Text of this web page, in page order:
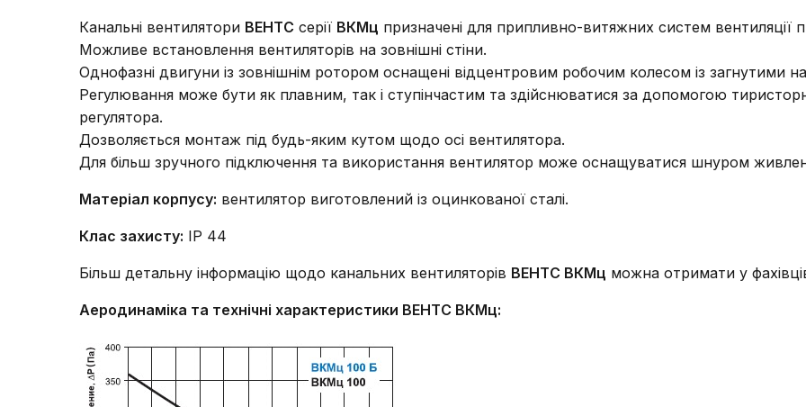
Канальні вентилятори ВЕНТС серії ВКМц призначені для припливно-витяжних систем вентиляції
Можливе встановлення вентиляторів на зовнішні стіни.
Однофазні двигуни із зовнішнім ротором оснащені відцентровим робочим колесом із загнутими
Регулювання може бути як плавним, так і ступінчастим та здійснюватися за допомогою
регулятора.
Дозволяється монтаж під будь-яким кутом щодо осі вентилятора.
Для більш зручного підключення та використання вентилятор може оснащуватися шнуром
Матеріал корпусу: вентилятор виготовлений із оцинкованої сталі.
Клас захисту: IP 44
Більш детальну інформацію щодо канальних вентиляторів ВЕНТС ВКМц можна отримати у
Аеродинаміка та технічні характеристики ВЕНТС ВКМц: